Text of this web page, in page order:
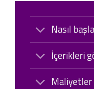
Nasıl
İçerikleri
Maliyetler